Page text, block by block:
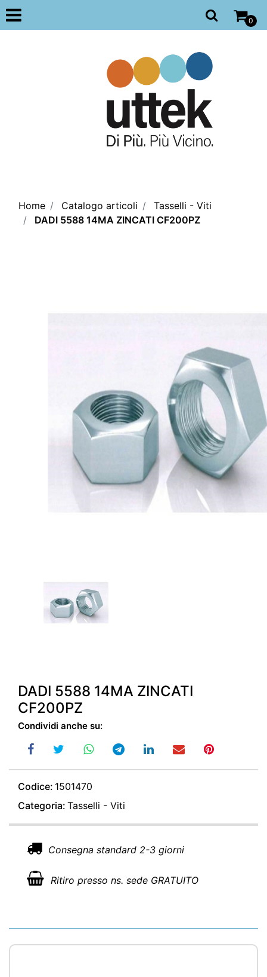
Open
0
Home Catalogo articoli
Tasselli - Viti
DADI 5588 14MA ZINCATI CF200PZ
DADI 5588 14MA ZINCATI
CF200PZ
Condividi anche su:
Codice: 1501470
Categoria: Tasselli - Viti
Consegna standard 2-3 giorni
Ritiro presso ns. sede GRATUITO